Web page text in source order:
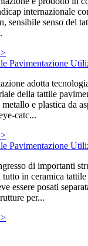
internazionale
sensibile senso del
Pavimentazione
adotta
della tattile
e plastica da
catc...
Pavimentazione
di importanti
in ceramica
essere posati
per...